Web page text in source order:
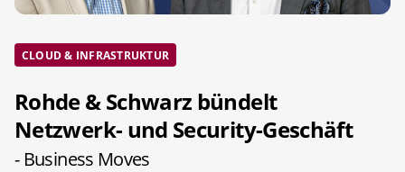
CLOUD & INFRASTRUKTUR
Rohde & Schwarz bündelt
Netzwerk- und Security-Geschäft
- Business Moves